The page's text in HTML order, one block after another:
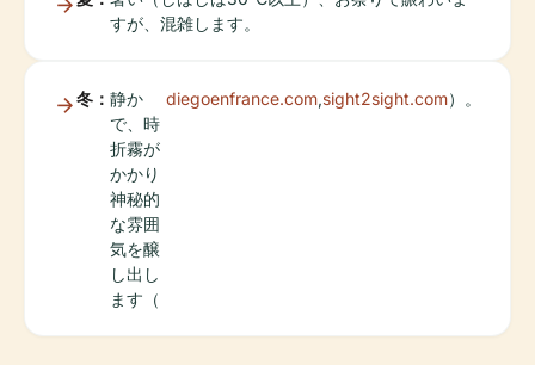
すが、混雑します。
冬： 静か
で、時
折霧が
かかり
神秘的
な雰囲
気を醸
し出し
ます（
diegoenfrance.com,sight2sight.com）。